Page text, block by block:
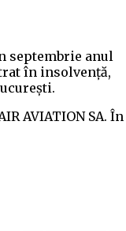
septembrie anul
în insolvenţă,
AVIATION SA. În